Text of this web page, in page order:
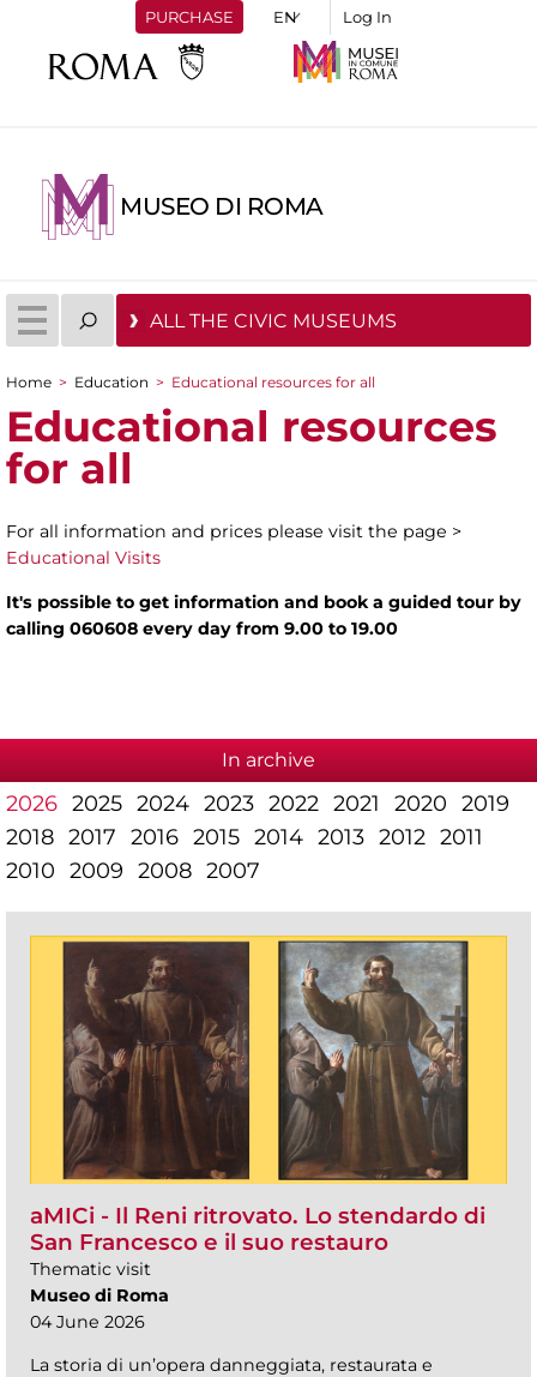
PURCHASE Log In
MUSEO DI ROMA
ALL THE CIVIC MUSEUMS
You are here
Home > Education > Educational resources for all
Educational resources
for all
For all information and prices please visit the page >
Educational Visits
It's possible to get information and book a guided tour by
calling 060608 every day from 9.00 to 19.00
In archive
2026 2025 2024 2023 2022 2021 2020 2019
2018 2017 2016 2015 2014 2013 2012 2011
2010 2009 2008 2007
aMICi - Il Reni ritrovato. Lo stendardo di
San Francesco e il suo restauro
Thematic visit
Museo di Roma
04 June 2026
La storia di un’opera danneggiata, restaurata e